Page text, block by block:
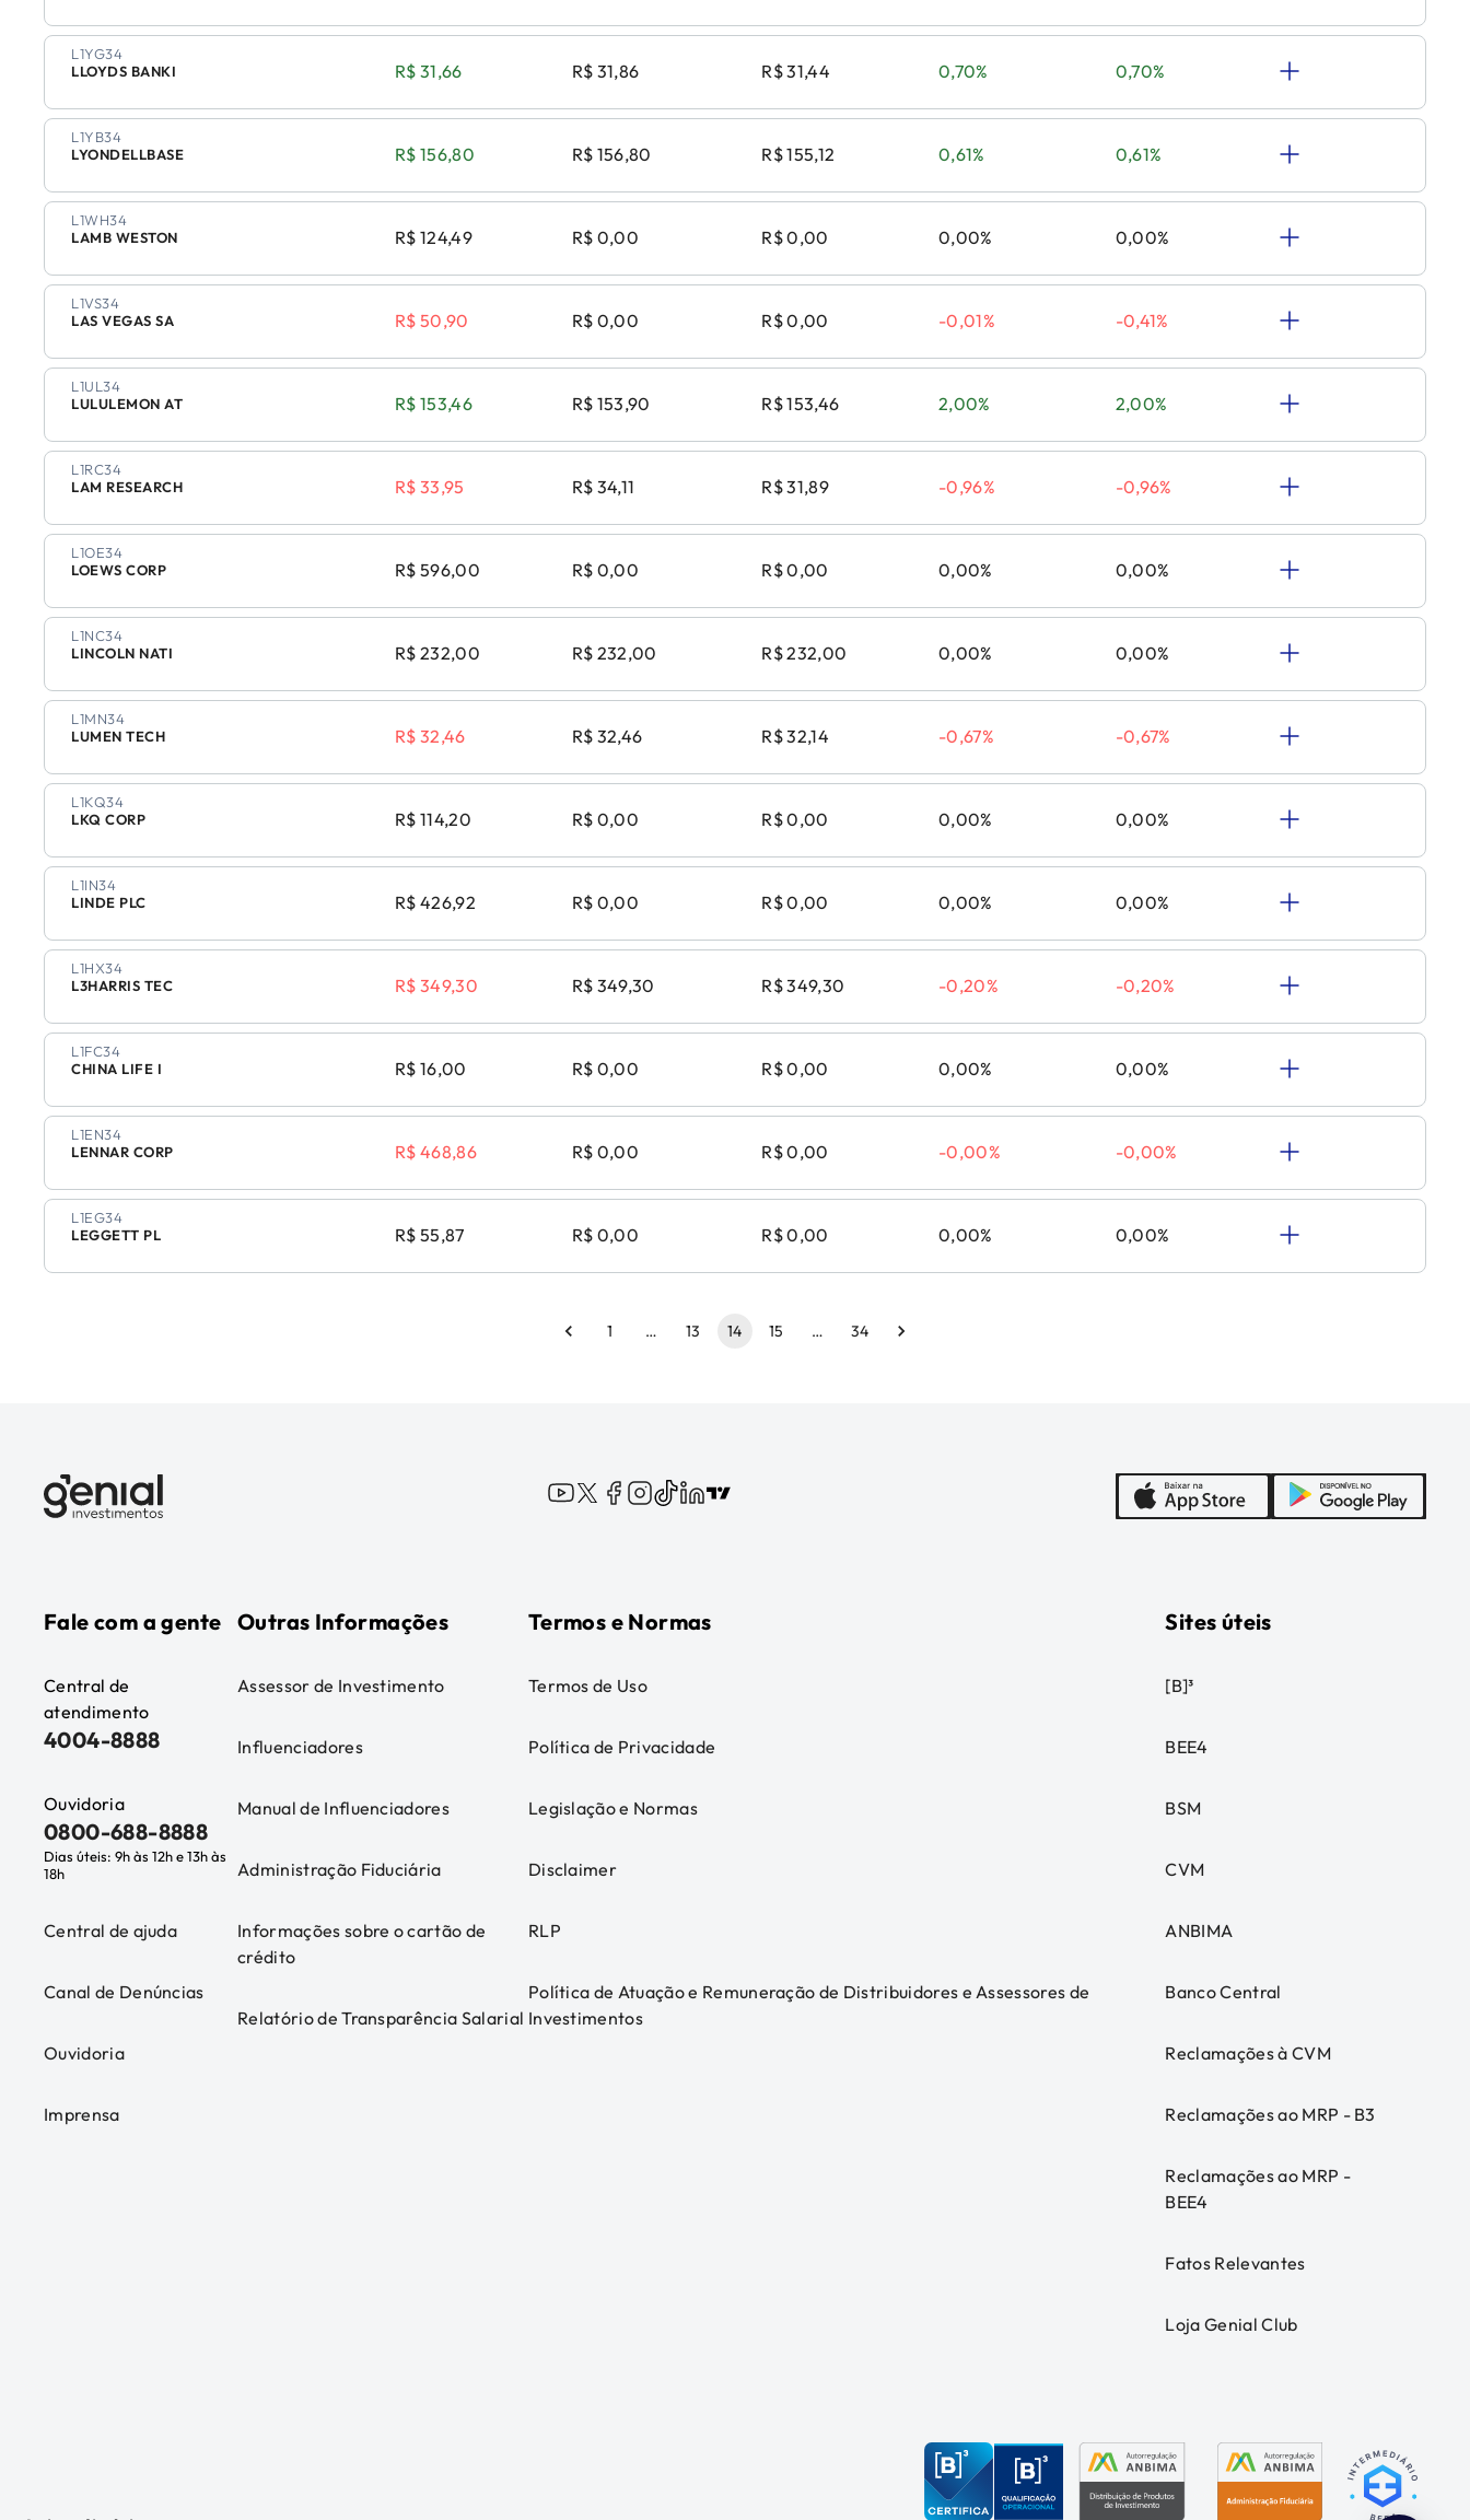
LLOYDS BANKI
L1YG34
R$ 31,66 R$ 31,86 R$ 31,44 0,70% 0,70%
LYONDELLBASE
L1YB34
R$ 156,80 R$ 156,80 R$ 155,12 0,61% 0,61%
LAMB WESTON
L1WH34
R$ 124,49 R$ 0,00 R$ 0,00 0,00% 0,00%
LAS VEGAS SA
L1VS34
R$ 50,90 R$ 0,00 R$ 0,00 -0,01% -0,41%
LULULEMON AT
L1UL34
R$ 153,46 R$ 153,90 R$ 153,46 2,00% 2,00%
LAM RESEARCH
L1RC34
R$ 33,95 R$ 34,11 R$ 31,89 -0,96% -0,96%
LOEWS CORP
L1OE34
R$ 596,00 R$ 0,00 R$ 0,00 0,00% 0,00%
LINCOLN NATI
L1NC34
R$ 232,00 R$ 232,00 R$ 232,00 0,00% 0,00%
LUMEN TECH
L1MN34
R$ 32,46 R$ 32,46 R$ 32,14 -0,67% -0,67%
LKQ CORP
L1KQ34
R$ 114,20 R$ 0,00 R$ 0,00 0,00% 0,00%
LINDE PLC
L1IN34
R$ 426,92 R$ 0,00 R$ 0,00 0,00% 0,00%
L3HARRIS TEC
L1HX34
R$ 349,30 R$ 349,30 R$ 349,30 -0,20% -0,20%
CHINA LIFE I
L1FC34
R$ 16,00 R$ 0,00 R$ 0,00 0,00% 0,00%
LENNAR CORP
L1EN34
R$ 468,86 R$ 0,00 R$ 0,00 -0,00% -0,00%
LEGGETT PL
L1EG34
R$ 55,87 R$ 0,00 R$ 0,00 0,00% 0,00%
1 … 13 14 15 … 34
Fale com a gente
Central de
atendimento
4004-8888
Ouvidoria
0800-688-8888
Dias úteis: 9h às 12h e 13h às
18h
Central de ajuda
Canal de Denúncias
Ouvidoria
Imprensa
Outras Informações
Assessor de Investimento
Influenciadores
Manual de Influenciadores
Administração Fiduciária
Informações sobre o cartão de
crédito
Relatório de Transparência Salarial
Termos e Normas
Termos de Uso
Política de Privacidade
Legislação e Normas
Disclaimer
RLP
Política de Atuação e Remuneração de Distribuidores e Assessores de
Investimentos
Sites úteis
[B]³
BEE4
BSM
CVM
ANBIMA
Banco Central
Reclamações à CVM
Reclamações ao MRP - B3
Reclamações ao MRP -
BEE4
Fatos Relevantes
Loja Genial Club